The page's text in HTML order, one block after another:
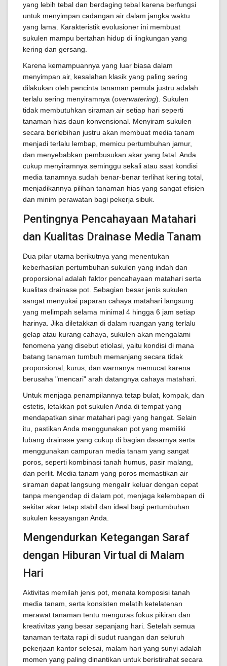
yang lebih tebal dan berdaging tebal karena berfungsi
untuk menyimpan cadangan air dalam jangka waktu
yang lama. Karakteristik evolusioner ini membuat
sukulen mampu bertahan hidup di lingkungan yang
kering dan gersang.
Karena kemampuannya yang luar biasa dalam
menyimpan air, kesalahan klasik yang paling sering
dilakukan oleh pencinta tanaman pemula justru adalah
terlalu sering menyiramnya (overwatering). Sukulen
tidak membutuhkan siraman air setiap hari seperti
tanaman hias daun konvensional. Menyiram sukulen
secara berlebihan justru akan membuat media tanam
menjadi terlalu lembap, memicu pertumbuhan jamur,
dan menyebabkan pembusukan akar yang fatal. Anda
cukup menyiramnya seminggu sekali atau saat kondisi
media tanamnya sudah benar-benar terlihat kering total,
menjadikannya pilihan tanaman hias yang sangat efisien
dan minim perawatan bagi pekerja sibuk.
Pentingnya Pencahayaan Matahari
dan Kualitas Drainase Media Tanam
Dua pilar utama berikutnya yang menentukan
keberhasilan pertumbuhan sukulen yang indah dan
proporsional adalah faktor pencahayaan matahari serta
kualitas drainase pot. Sebagian besar jenis sukulen
sangat menyukai paparan cahaya matahari langsung
yang melimpah selama minimal 4 hingga 6 jam setiap
harinya. Jika diletakkan di dalam ruangan yang terlalu
gelap atau kurang cahaya, sukulen akan mengalami
fenomena yang disebut etiolasi, yaitu kondisi di mana
batang tanaman tumbuh memanjang secara tidak
proporsional, kurus, dan warnanya memucat karena
berusaha "mencari" arah datangnya cahaya matahari.
Untuk menjaga penampilannya tetap bulat, kompak, dan
estetis, letakkan pot sukulen Anda di tempat yang
mendapatkan sinar matahari pagi yang hangat. Selain
itu, pastikan Anda menggunakan pot yang memiliki
lubang drainase yang cukup di bagian dasarnya serta
menggunakan campuran media tanam yang sangat
poros, seperti kombinasi tanah humus, pasir malang,
dan perlit. Media tanam yang poros memastikan air
siraman dapat langsung mengalir keluar dengan cepat
tanpa mengendap di dalam pot, menjaga kelembapan di
sekitar akar tetap stabil dan ideal bagi pertumbuhan
sukulen kesayangan Anda.
Mengendurkan Ketegangan Saraf
dengan Hiburan Virtual di Malam
Hari
Aktivitas memilah jenis pot, menata komposisi tanah
media tanam, serta konsisten melatih ketelatenan
merawat tanaman tentu menguras fokus pikiran dan
kreativitas yang besar sepanjang hari. Setelah semua
tanaman tertata rapi di sudut ruangan dan seluruh
pekerjaan kantor selesai, malam hari yang sunyi adalah
momen yang paling dinantikan untuk beristirahat secara